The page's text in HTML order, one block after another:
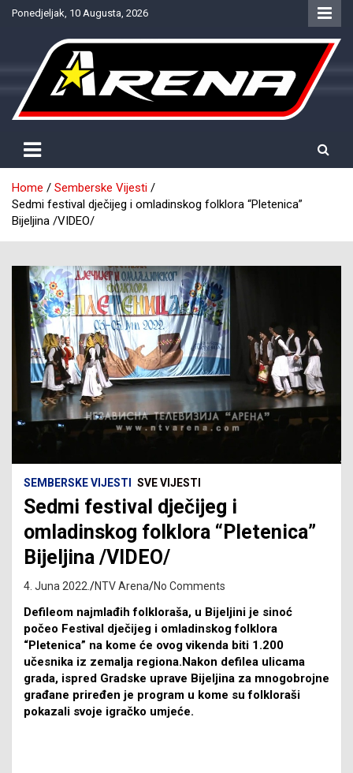
SkipPonedjeljak, 10 Augusta, 2026
NTV Arena
Home
Semberske Vijesti
Sedmi festival dječijeg i omladinskog folklora “Pletenica”
Bijeljina /VIDEO/
SEMBERSKE VIJESTI SVE VIJESTI
Sedmi festival dječijeg i
omladinskog folklora “Pletenica”
Bijeljina /VIDEO/
4. Juna 2022. NTV Arena No Comments
Defileom najmlađih folkloraša, u Bijeljini je sinoć
počeo Festival dječijeg i omladinskog folklora
“Pletenica” na kome će ovog vikenda biti 1.200
učesnika iz zemalja regiona.Nakon defilea ulicama
grada, ispred Gradske uprave Bijeljina za mnogobrojne
građane priređen je program u kome su folkloraši
pokazali svoje igračko umjeće.